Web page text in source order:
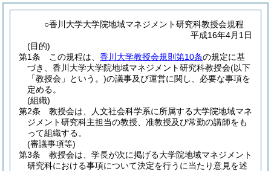
○香川大学大学院地域マネジメント研究科教授会規程
平成16年4月1日
(目的)
第1条
この規程は、 香川大学教授会規則第10条の規定に基
づき、香川大学大学院地域マネジメント研究科教授会(以下
「教授会」という。)の議事及び運営に関し、必要な事項を
定める。
(組織)
第2条
教授会は、人文社会科学系に所属する大学院地域マネ
ジメント研究科主担当の教授、准教授及び常勤の講師をも
って組織する。
(審議事項等)
第3条
教授会は、学長が次に掲げる大学院地域マネジメント
研究科における事項について決定を行うに当たり意見を述